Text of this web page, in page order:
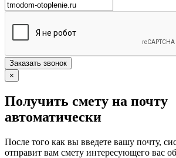
Заказать звонок
×
Получить смету на почту
автоматически
После того как вы введете вашу почту,
отправит вам смету интересующего вас